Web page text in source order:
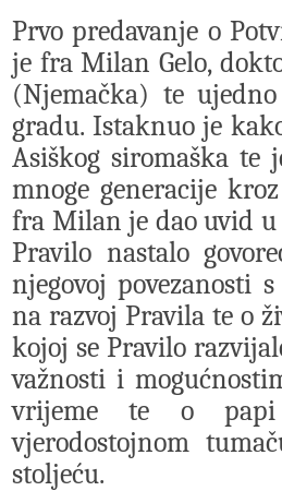
Prvo predavanje o
je fra Milan Gelo,
(Njemačka) te
gradu. Istaknuo je
Asiškog siromaška te
mnoge generacije
fra Milan je dao uvid
Pravilo nastalo
njegovoj povezanosti
na razvoj Pravila te o
kojoj se Pravilo
važnosti i
vrijeme te o papi
vjerodostojnom
stoljeću.